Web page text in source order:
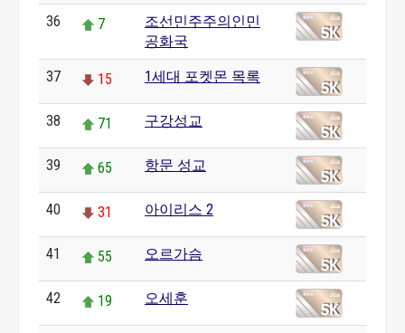
36 7
조선민주주의인민
공화국
37 15 1세대 포켓몬 목록
38 71 구강성교
39 65 항문 성교
40 31 아이리스 2
41 55 오르가슴
42 19 오세훈